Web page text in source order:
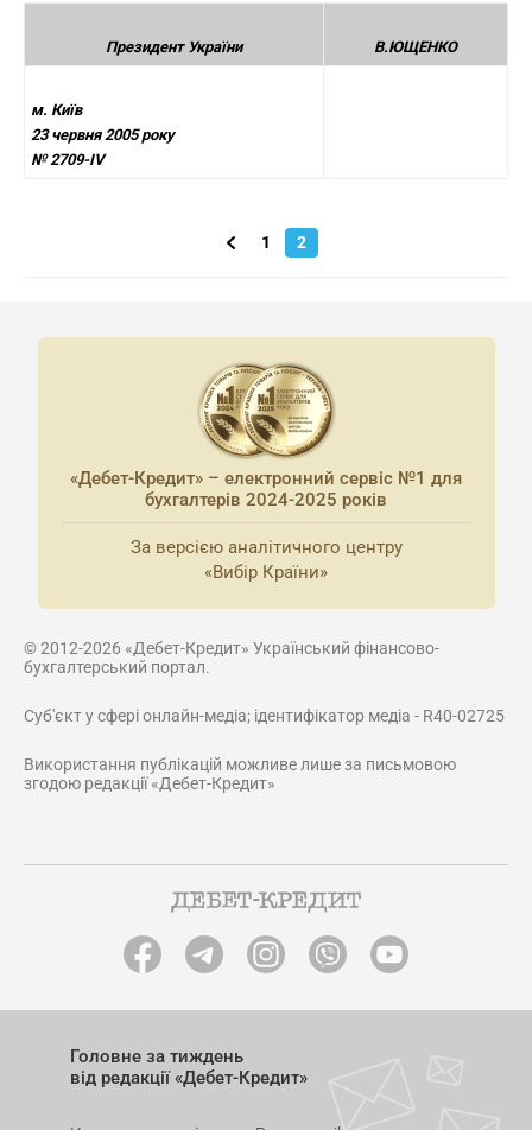
Президент України В.ЮЩЕНКО
м. Київ
23 червня 2005 року
№ 2709-IV
1 2
«Дебет-Кредит» – електронний сервіс №1 для
бухгалтерів 2024-2025 років
За версією аналітичного центру
«Вибір Країни»
© 2012-2026 «Дебет-Кредит» Український фінансово-
бухгалтерський портал.
Суб'єкт у сфері онлайн-медіа; ідентифікатор медіа - R40-02725
Використання публікацій можливе лише за письмовою
згодою редакції «Дебет-Кредит»
Головне за тиждень
від редакції «Дебет-Кредит»